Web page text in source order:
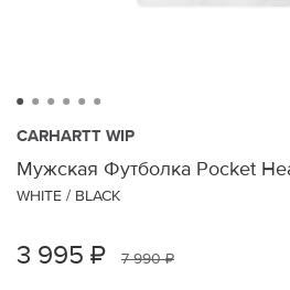
CARHARTT WIP
Мужская Футболка Pocket
WHITE / BLACK
3 995 ₽ 7 990 ₽